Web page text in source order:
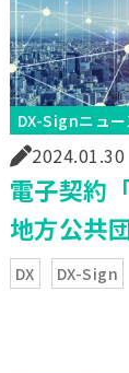
DX-Signニュー
2024.01.30
電子契約
地方公共
可能に
DX DX-Sign